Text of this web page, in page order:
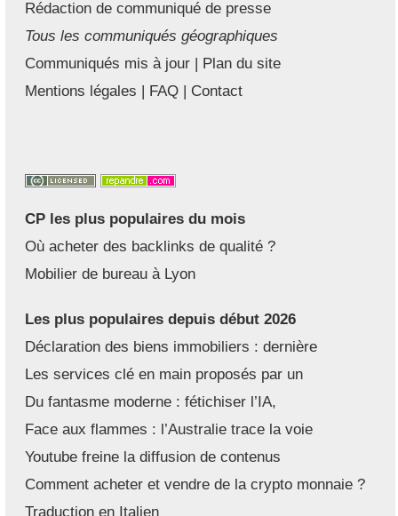
Rédaction de communiqué de presse
Tous les communiqués géographiques
Communiqués mis à jour | Plan du site
Mentions légales | FAQ | Contact
CP les plus populaires du mois
Où acheter des backlinks de qualité ?
Mobilier de bureau à Lyon
Les plus populaires depuis début 2026
Déclaration des biens immobiliers : dernière
Les services clé en main proposés par un
Du fantasme moderne : fétichiser l’IA,
Face aux flammes : l’Australie trace la voie
Youtube freine la diffusion de contenus
Comment acheter et vendre de la crypto monnaie ?
Traduction en Italien